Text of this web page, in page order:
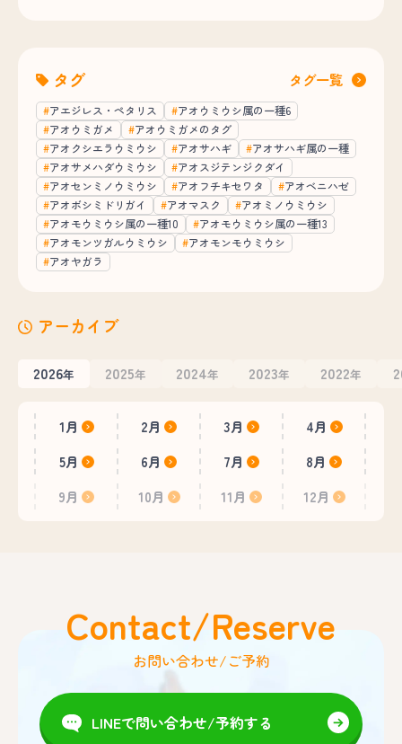
タグ タグ一覧
アエジレス・ペタリス
アオウミウシ属の一種6
アオウミガメ
アオウミガメのタグ
アオクシエラウミウシ
アオサハギ
アオサハギ属の一種
アオサメハダウミウシ
アオスジテンジクダイ
アオセンミノウミウシ
アオフチキセワタ
アオベニハゼ
アオボシミドリガイ
アオマスク
アオミノウミウシ
アオモウミウシ属の一種10
アオモウミウシ属の一種13
アオモンツガルウミウシ
アオモンモウミウシ
アオヤガラ
アーカイブ
2026年 2025年 2024年 2023年 2022年
1月 2月 3月
4月
5月
6月 7月
8月
9月
10月 11月 12月
Contact/Reserve
お問い合わせ/ご予約
LINEで問い合わせ/予約する